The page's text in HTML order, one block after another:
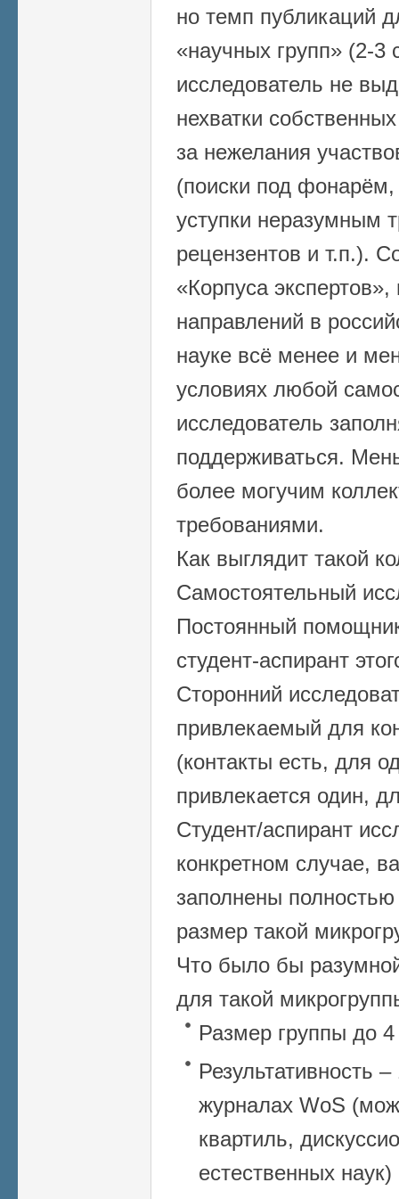
но темп публикаций
«научных групп» (2-3
исследователь не
нехватки
за нежелания
(поиски под фонарём,
уступки неразумным
рецензентов и т.п.).
«Корпуса
направлений в
науке всё менее и
условиях любой
исследователь
поддерживаться.
более могучим
требованиями.
Как выглядит такой
Самостоятельный
Постоянный
студент-аспирант
Сторонний
привлекаемый для
(контакты есть, для
привлекается один,
Студент/аспирант
конкретном случае,
заполнены
размер такой
Что было бы
для такой
Размер группы до
Результативность
журналах WoS
квартиль,
естественных наук)